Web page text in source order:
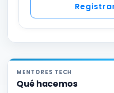
MENTORES TECH
Qué hacemos